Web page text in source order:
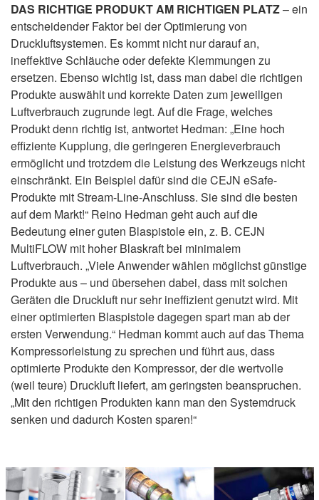
DAS RICHTIGE PRODUKT AM RICHTIGEN PLATZ– ein
entscheidender Faktor bei der Optimierung von
Druckluftsystemen. Es kommt nicht nur darauf an,
ineffektive Schläuche oder defekte Klemmungen zu
ersetzen. Ebenso wichtig ist, dass man dabei die richtigen
Produkte auswählt und korrekte Daten zum jeweiligen
Luftverbrauch zugrunde legt. Auf die Frage, welches
Produkt denn richtig ist, antwortet Hedman: „Eine hoch
effiziente Kupplung, die geringeren Energieverbrauch
ermöglicht und trotzdem die Leistung des Werkzeugs nicht
einschränkt. Ein Beispiel dafür sind die CEJN eSafe-
Produkte mit Stream-Line-Anschluss. Sie sind die besten
auf dem Markt!“ Reino Hedman geht auch auf die
Bedeutung einer guten Blaspistole ein, z. B. CEJN
MultiFLOW mit hoher Blaskraft bei minimalem
Luftverbrauch. „Viele Anwender wählen möglichst günstige
Produkte aus – und übersehen dabei, dass mit solchen
Geräten die Druckluft nur sehr ineffizient genutzt wird. Mit
einer optimierten Blaspistole dagegen spart man ab der
ersten Verwendung.“ Hedman kommt auch auf das Thema
Kompressorleistung zu sprechen und führt aus, dass
optimierte Produkte den Kompressor, der die wertvolle
(weil teure) Druckluft liefert, am geringsten beanspruchen.
„Mit den richtigen Produkten kann man den Systemdruck
senken und dadurch Kosten sparen!“